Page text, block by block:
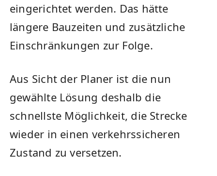
eingerichtet werden. Das hätte
längere Bauzeiten und zusätzliche
Einschränkungen zur Folge.
Aus Sicht der Planer ist die nun
gewählte Lösung deshalb die
schnellste Möglichkeit, die Strecke
wieder in einen verkehrssicheren
Zustand zu versetzen.